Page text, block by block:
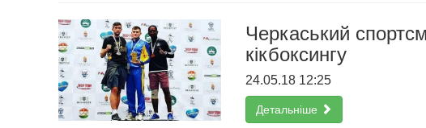
Черкаський
кікбоксингу
24.05.18 12:25
Детальніше